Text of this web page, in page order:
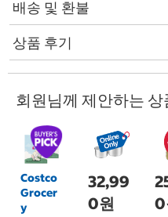
배송 및 환불
상품 후기
회원님께 제안하는 상
Costco
Grocer
y
32,99
0원
0